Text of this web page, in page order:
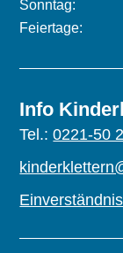
Sonntag:
Feiertage:
Info
Tel.:0221-50